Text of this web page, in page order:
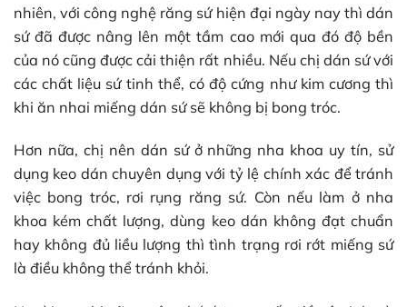
nhiên, với công nghệ răng sứ hiện đại ngày nay thì dán
sứ đã được nâng lên một tầm cao mới qua đó độ bền
của nó cũng được cải thiện rất nhiều. Nếu chị dán sứ với
các chất liệu sứ tinh thể, có độ cứng như kim cương thì
khi ăn nhai miếng dán sứ sẽ không bị bong tróc.
Hơn nữa, chị nên dán sứ ở những nha khoa uy tín, sử
dụng keo dán chuyên dụng với tỷ lệ chính xác để tránh
việc bong tróc, rơi rụng răng sứ. Còn nếu làm ở nha
khoa kém chất lượng, dùng keo dán không đạt chuẩn
hay không đủ liều lượng thì tình trạng rơi rớt miếng sứ
là điều không thể tránh khỏi.